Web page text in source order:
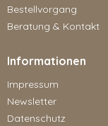
Bestellvorgang
Beratung & Kontakt
Informationen
Impressum
Newsletter
Datenschutz